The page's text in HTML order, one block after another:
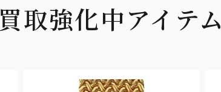
買取強化中アイテム